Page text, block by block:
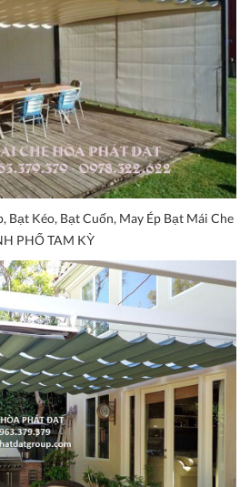
Bạt Kéo, Bạt Cuốn, May Ép Bạt Mái Che
PHỐ TAM KỲ